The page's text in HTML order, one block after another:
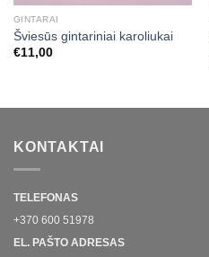
GINTARAI
Šviesūs gintariniai karoliukai
€11,00
KONTAKTAI
TELEFONAS
+370 600 51978
EL. PAŠTO ADRESAS